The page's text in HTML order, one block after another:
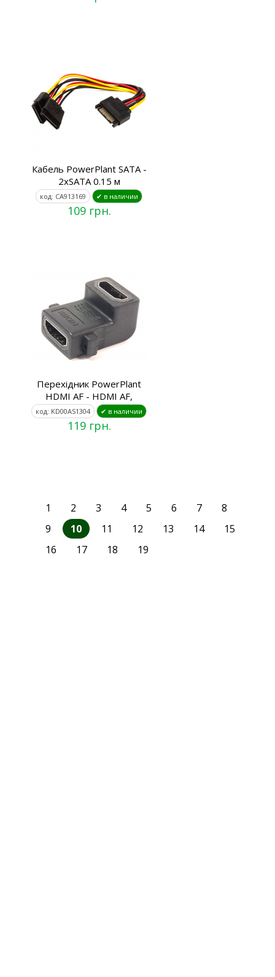
Кабель PowerPlant SATA -
2xSATA 0.15 м
код: CA913169 ✔ в наличии
109 грн.
Перехідник PowerPlant
HDMI AF - HDMI AF,
код: KD00AS1304 ✔ в наличии
119 грн.
1 2 3 4 5 6 7
8
9
10 11 12 13 14
15
16
17 18 19